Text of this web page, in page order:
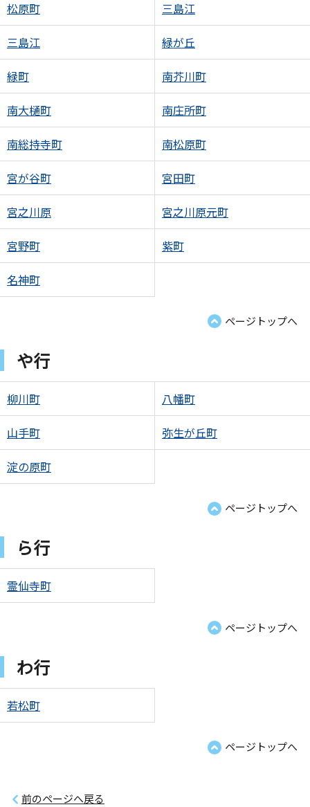
松原町 三島江
三島江 緑が丘
緑町 南芥川町
南大樋町 南庄所町
南総持寺町 南松原町
宮が谷町 宮田町
宮之川原 宮之川原元町
宮野町 紫町
名神町
ページトップへ
や行
柳川町 八幡町
山手町 弥生が丘町
淀の原町
ページトップへ
ら行
霊仙寺町
ページトップへ
わ行
若松町
ページトップへ
前のページへ戻る